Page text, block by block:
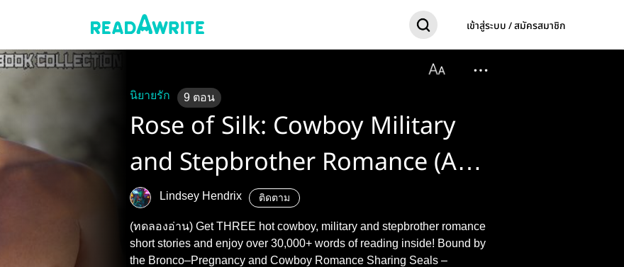
เข้าสู่ระบบ / สมัครสมาชิก
นิยายรัก 9 ตอน
Rose of Silk: Cowboy Military
and Stepbrother Romance (A
Mixed Steamy Romance Book
Collection)
Lindsey Hendrix ติดตาม
(ทดลองอ่าน) Get THREE hot cowboy, military and stepbrother romance
short stories and enjoy over 30,000+ words of reading inside! Bound by
the Bronco–Pregnancy and Cowboy Romance Sharing Seals –